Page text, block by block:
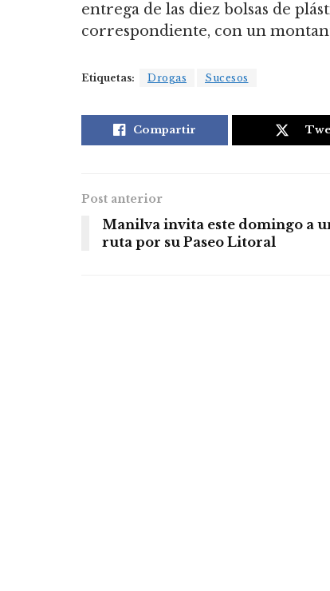
entrega de las diez bolsas de
correspondiente, con un
Etiquetas: Drogas Sucesos
Compartir
Post anterior
Manilva invita este domingo a
ruta por su Paseo Litoral